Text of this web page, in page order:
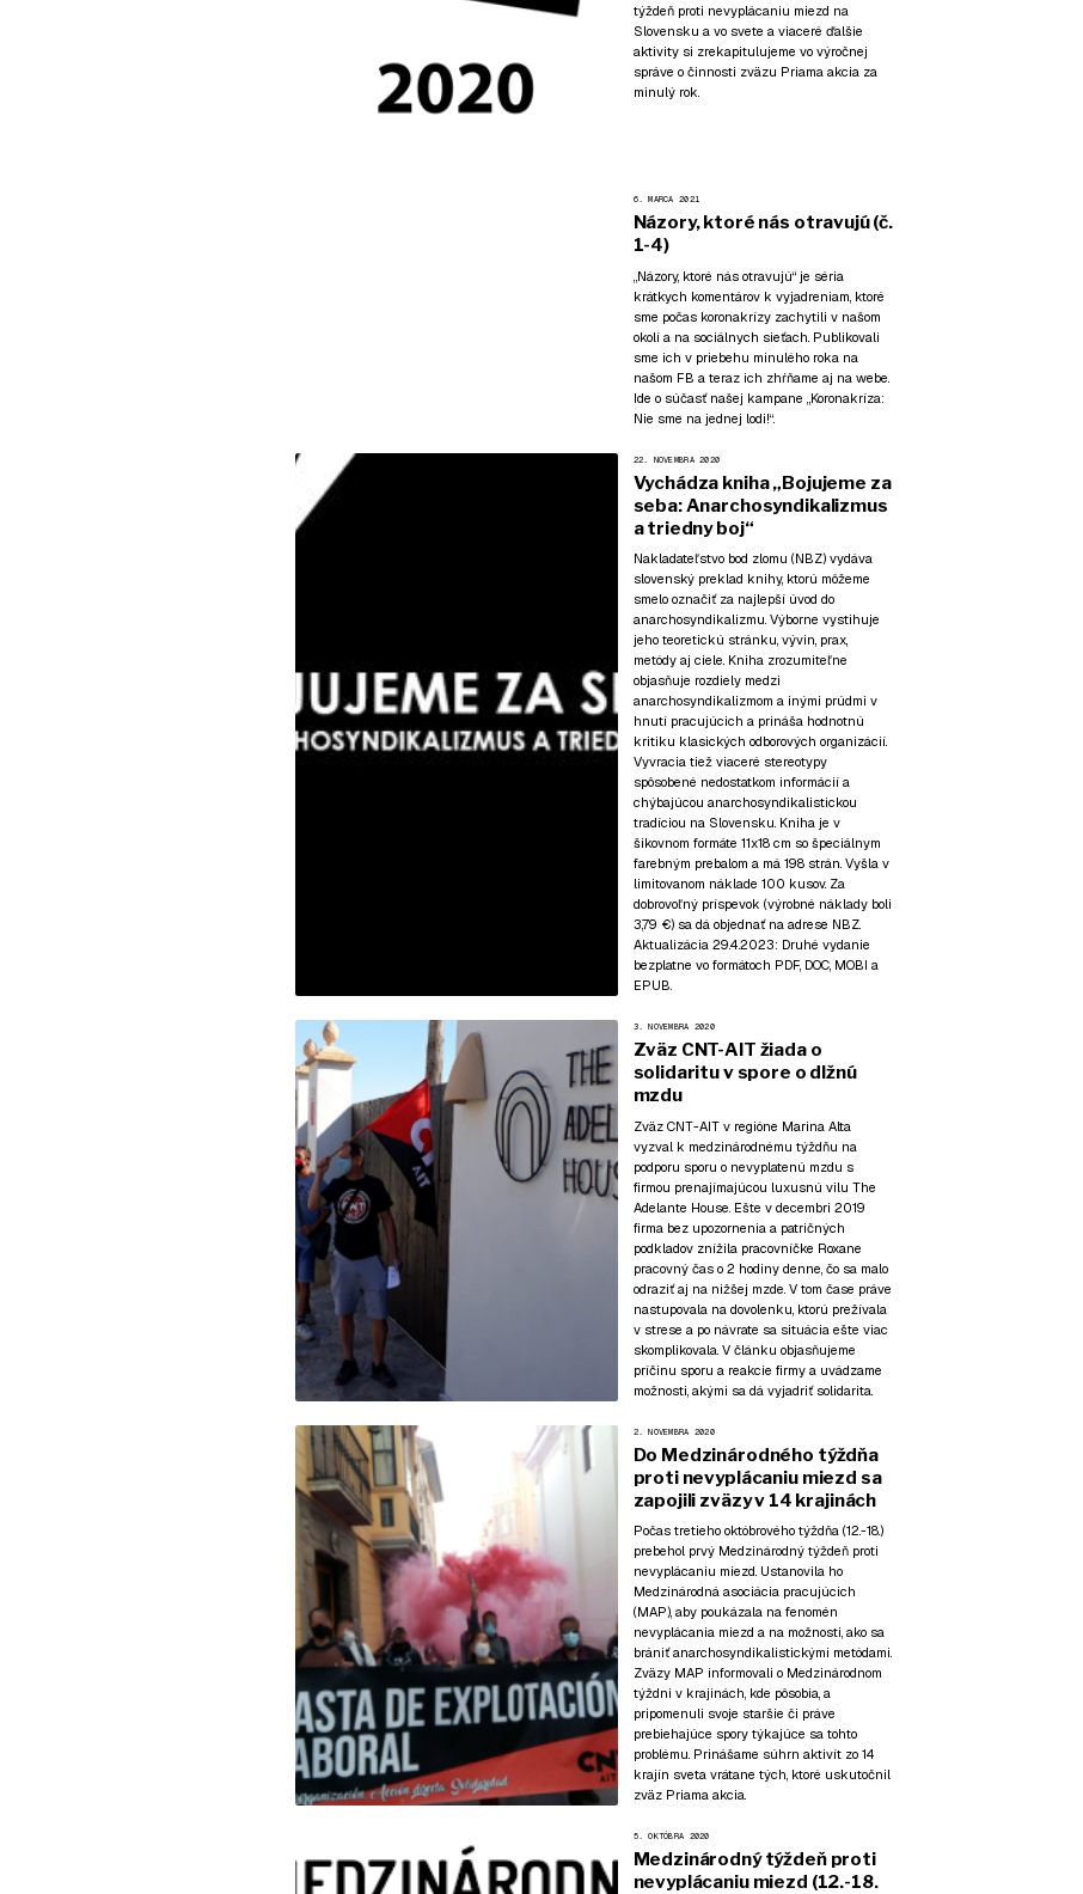
týždeň proti nevyplácaniu miezd na
Slovensku a vo svete a viaceré ďalšie
aktivity si zrekapitulujeme vo výročnej
správe o činnosti zväzu Priama akcia za
minulý rok.
6. MARCA 2021
Názory, ktoré nás otravujú (č.
1-4)
„Názory, ktoré nás otravujú“ je séria
krátkych komentárov k vyjadreniam, ktoré
sme počas koronakrízy zachytili v našom
okolí a na sociálnych sieťach. Publikovali
sme ich v priebehu minulého roka na
našom FB a teraz ich zhŕňame aj na webe.
Ide o súčasť našej kampane „Koronakríza:
Nie sme na jednej lodi!“.
22. NOVEMBRA 2020
Vychádza kniha „Bojujeme za
seba: Anarchosyndikalizmus
a triedny boj“
Nakladateľstvo bod zlomu (NBZ) vydáva
slovenský preklad knihy, ktorú môžeme
smelo označiť za najlepší úvod do
anarchosyndikalizmu. Výborne vystihuje
jeho teoretickú stránku, vývin, prax,
metódy aj ciele. Kniha zrozumiteľne
objasňuje rozdiely medzi
anarchosyndikalizmom a inými prúdmi v
hnutí pracujúcich a prináša hodnotnú
kritiku klasických odborových organizácií.
Vyvracia tiež viaceré stereotypy
spôsobené nedostatkom informácií a
chýbajúcou anarchosyndikalistickou
tradíciou na Slovensku. Kniha je v
šikovnom formáte 11x18 cm so špeciálnym
farebným prebalom a má 198 strán. Vyšla v
limitovanom náklade 100 kusov. Za
dobrovoľný príspevok (výrobné náklady boli
3,79 €) sa dá objednať na adrese NBZ.
Aktualizácia 29.4.2023: Druhé vydanie
bezplatne vo formátoch PDF, DOC, MOBI a
EPUB.
3. NOVEMBRA 2020
Zväz CNT-AIT žiada o
solidaritu v spore o dlžnú
mzdu
Zväz CNT-AIT v regióne Marina Alta
vyzval k medzinárodnému týždňu na
podporu sporu o nevyplatenú mzdu s
firmou prenajímajúcou luxusnú vilu The
Adelante House. Ešte v decembri 2019
firma bez upozornenia a patričných
podkladov znížila pracovníčke Roxane
pracovný čas o 2 hodiny denne, čo sa malo
odraziť aj na nižšej mzde. V tom čase práve
nastupovala na dovolenku, ktorú prežívala
v strese a po návrate sa situácia ešte viac
skomplikovala. V článku objasňujeme
príčinu sporu a reakcie firmy a uvádzame
možnosti, akými sa dá vyjadriť solidarita.
2. NOVEMBRA 2020
Do Medzinárodného týždňa
proti nevyplácaniu miezd sa
zapojili zväzy v 14 krajinách
Počas tretieho októbrového týždňa (12.-18.)
prebehol prvý Medzinárodný týždeň proti
nevyplácaniu miezd. Ustanovila ho
Medzinárodná asociácia pracujúcich
(MAP), aby poukázala na fenomén
nevyplácania miezd a na možnosti, ako sa
brániť anarchosyndikalistickými metódami.
Zväzy MAP informovali o Medzinárodnom
týždni v krajinách, kde pôsobia, a
pripomenuli svoje staršie či práve
prebiehajúce spory týkajúce sa tohto
problému. Prinášame súhrn aktivít zo 14
krajín sveta vrátane tých, ktoré uskutočnil
zväz Priama akcia.
5. OKTÓBRA 2020
Medzinárodný týždeň proti
nevyplácaniu miezd (12.-18.